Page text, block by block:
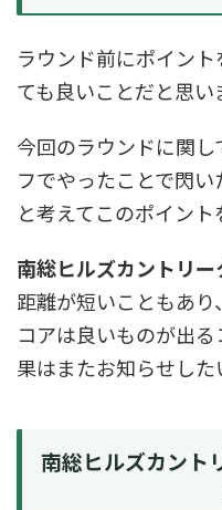
ラウンド前にポイン
ても良いことだと思い
今回のラウンドに関
フでやったことで閃
と考えてこのポイント
南総ヒルズカントリー
距離が短いこともあ
コアは良いものが出
果はまたお知らせした
南総ヒルズカン